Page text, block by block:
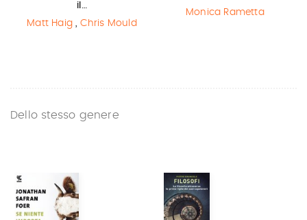
il…
Matt Haig , Chris Mould
Monica Rametta
Dello stesso genere